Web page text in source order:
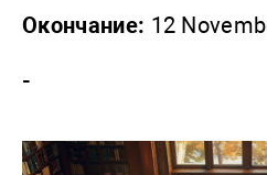
Окончание: 12
-